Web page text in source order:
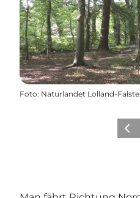
Foto: Naturlandet Lolland-